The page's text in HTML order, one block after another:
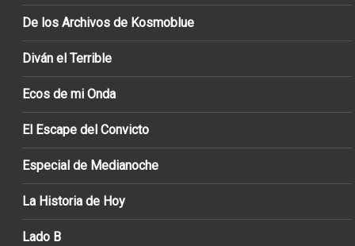
De los Archivos de Kosmoblue
Diván el Terrible
Ecos de mi Onda
El Escape del Convicto
Especial de Medianoche
La Historia de Hoy
Lado B